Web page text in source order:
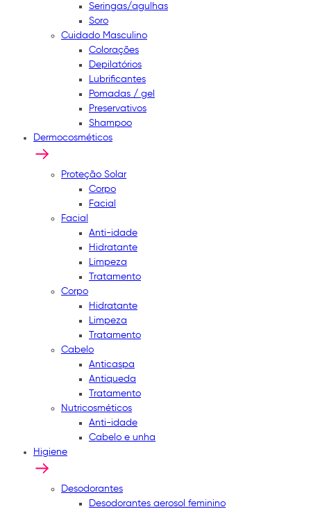
Seringas/agulhas
Soro
Cuidado Masculino
Colorações
Depilatórios
Lubrificantes
Pomadas / gel
Preservativos
Shampoo
Dermocosméticos
Proteção Solar
Corpo
Facial
Facial
Anti-idade
Hidratante
Limpeza
Tratamento
Corpo
Hidratante
Limpeza
Tratamento
Cabelo
Anticaspa
Antiqueda
Tratamento
Nutricosméticos
Anti-idade
Cabelo e unha
Higiene
Desodorantes
Desodorantes aerosol feminino